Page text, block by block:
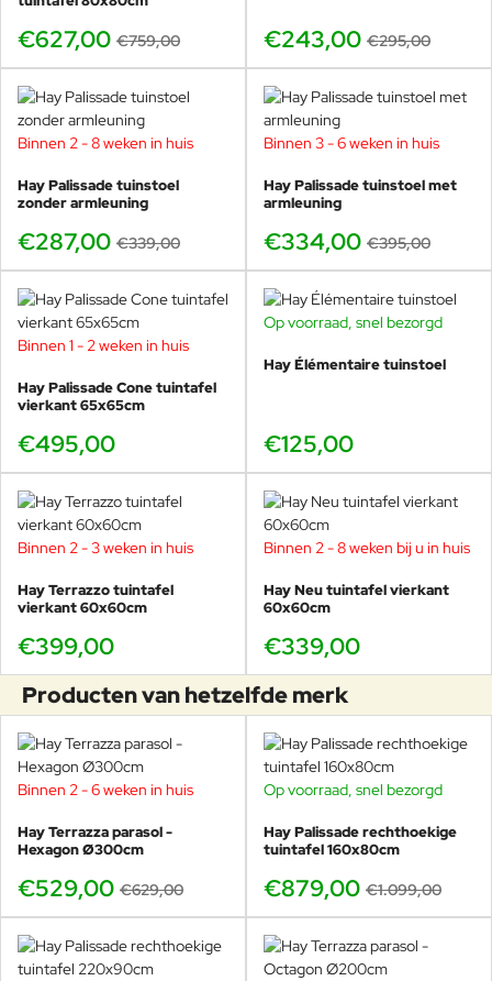
MET EEN VOCHTIGE DOEK. ZO
HEEFT U VELE JAREN PLEZIER
VAN UW AANKOOP!
€627,00 €759,00 €243,00 €295,00
-15%
Binnen 2 - 8 weken in huis
Hay Palissade tuinstoel
zonder armleuning
€287,00 €339,00
-15%
Binnen 3 - 6 weken in huis
Hay Palissade tuinstoel met
armleuning
€334,00 €395,00
Binnen 1 - 2 weken in huis
Hay Palissade Cone tuintafel
vierkant 65x65cm
€495,00
Op voorraad, snel bezorgd
Hay Élémentaire tuinstoel
€125,00
Binnen 2 - 3 weken in huis
Hay Terrazzo tuintafel
vierkant 60x60cm
€399,00
Binnen 2 - 8 weken bij u in huis
Hay Neu tuintafel vierkant
60x60cm
€339,00
Producten van hetzelfde merk
-16%
Binnen 2 - 6 weken in huis
Hay Terrazza parasol -
Hexagon Ø300cm
€529,00 €629,00
-20%
Op voorraad, snel bezorgd
Hay Palissade rechthoekige
tuintafel 160x80cm
€879,00 €1.099,00